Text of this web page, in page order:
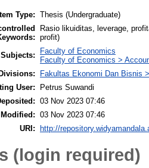
Item Type: Thesis (Undergraduate)
Rasio likuiditas, leverage,
profit)
Subjects:
Faculty of Economics
Faculty of Economics >
Divisions:
Fakultas Ekonomi Dan Bisnis
User:
Petrus Suwandi
03 Nov 2023 07:46
03 Nov 2023 07:46
URI:
http://
(login required)